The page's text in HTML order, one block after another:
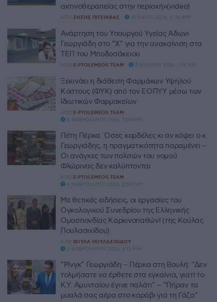
ακτινοθεραπείας στην περιοχή»(video)
ΑΠΌ ΖΉΣΗΣ ΠΙΤΣΙΆΒΑΣ 14 ΜΑΪ́ΟΥ 2026, 11:34 ΜΜ
Ανάρτηση του Υπουργού Υγείας Άδωνι
Γεωργιάδη στο “X” για την ανακαίνιση στα
ΤΕΠ του Μποδοσάκειου
ΑΠΌ E-PTOLEMEOS TEAM 5 ΜΑΡΤΊΟΥ 2026, 1:15 ΜΜ
Ξεκινάει η διάθεση Φαρμάκων Υψηλού
Κόστους (ΦΥΚ) από τον ΕΟΠΥΥ μέσω των
Ιδιωτικών Φαρμακείων
ΑΠΌ E-PTOLEMEOS TEAM
5 ΦΕΒΡΟΥΑΡΊΟΥ 2026, 7:00 ΜΜ
Πέτη Πέρκα: Όσες κορδέλες κι αν κόψει ο κ.
Γεωργιάδης, η πραγματικότητα παραμένει –
Οι ανάγκες των πολιτών του νομού
Φλώρινας δεν καλύπτονται
ΑΠΌ E-PTOLEMEOS TEAM
4 ΦΕΒΡΟΥΑΡΊΟΥ 2026, 2:59 ΜΜ
Με θετικές ειδήσεις, οι εργασίες του
Ογκολογικού Συνεδρίου της Ελληνικής
Ομοσπονδίας Καρκινοπαθών! (της Κούλας
Πουλασιχίδου)
ΑΠΌ ΚΟΎΛΑ ΠΟΥΛΑΣΙΧΊΔΟΥ
3 ΦΕΒΡΟΥΑΡΊΟΥ 2026, 3:15 ΜΜ
“Ρίνγκ” Γεωργιάδη – Πέρκα στη Βουλή: “Δεν
τολμήσατε να έρθετε στα εγκαίνια, γιατί το
Κ.Υ. Αμυνταίου έγινε παλάτι” – “Πήραν τα
μυαλά σας αέρα στο καράβι για τη Γάζα”